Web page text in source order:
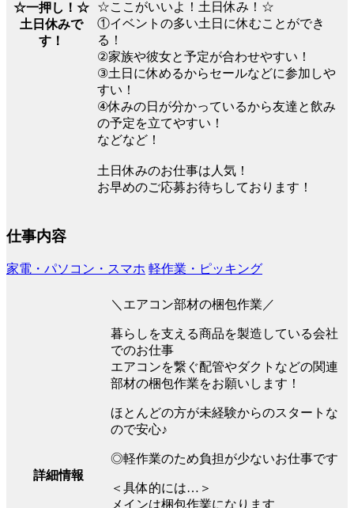
☆一押し！☆
土日休みで
す！
☆ここがいいよ！土日休み！☆
①イベントの多い土日に休むことができ
る！
②家族や彼女と予定が合わせやすい！
③土日に休めるからセールなどに参加しや
すい！
④休みの日が分かっているから友達と飲み
の予定を立てやすい！
などなど！
土日休みのお仕事は人気！
お早めのご応募お待ちしております！
仕事内容
家電・パソコン・スマホ 軽作業・ピッキング
詳細情報
＼エアコン部材の梱包作業／
暮らしを支える商品を製造している会社
でのお仕事
エアコンを繋ぐ配管やダクトなどの関連
部材の梱包作業をお願いします！
ほとんどの方が未経験からのスタートな
ので安心♪
◎軽作業のため負担が少ないお仕事です
＜具体的には…＞
メインは梱包作業になります